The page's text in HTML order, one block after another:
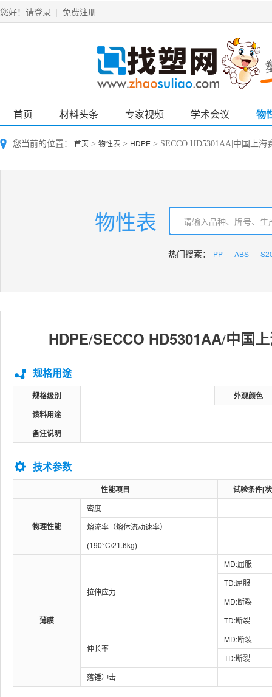
您好！ 请登录 免费注册
首页 材料头条 专家视频 学术会议 物
您当前的位置： 首页 > 物性表 > HDPE > SECCO HD5301AA|中国上海
物性表
热门搜索： PP ABS
HDPE/SECCO HD5301AA/中国
规格用途
规格级别
外观颜色
该料用途
备注说明
技术参数
性能项目 试验条件[
物理性能
密度
熔流率（熔体流动速率）
(190°C/21.6kg)
薄膜
拉伸应力
MD:屈服
TD:屈服
MD:断裂
TD:断裂
伸长率
MD:断裂
TD:断裂
落锤冲击